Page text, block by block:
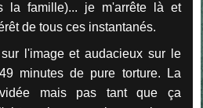
la famille)... je m'arrête là et
de tous ces instantanés.
l'image et audacieux sur le
minutes de pure torture. La
mais pas tant que ça